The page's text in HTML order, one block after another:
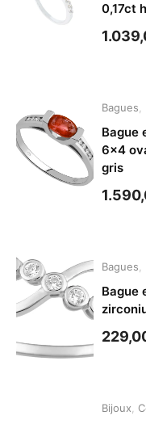
0,17ct
Bagues
Bague
6×4
gris
Bagues
Bague
Bijoux